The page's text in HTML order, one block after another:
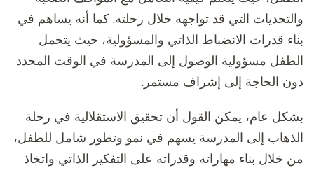
والتحديات التي قد تواجهه خلال رحلته. كما أنه يساهم في
بناء قدرات الانضباط الذاتي والمسؤولية، حيث يتحمل
الطفل مسؤولية الوصول إلى المدرسة في الوقت المحدد
دون الحاجة إلى إشراف مستمر.
بشكل عام، يمكن القول أن تحقيق الاستقلالية في رحلة
الذهاب إلى المدرسة يسهم في نمو وتطور شامل للطفل،
من خلال بناء مهاراته وقدراته على التفكير الذاتي واتخاذ